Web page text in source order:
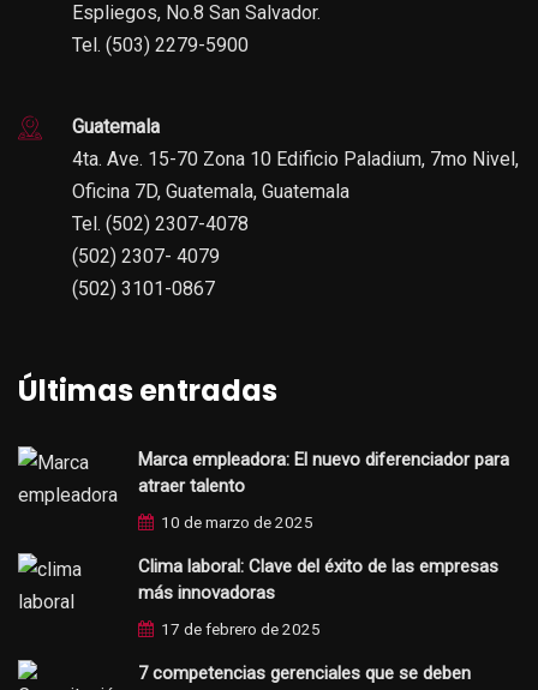
Espliegos, No.8 San Salvador.
Tel. (503) 2279-5900
Guatemala
4ta. Ave. 15-70 Zona 10 Edificio Paladium, 7mo Nivel,
Oficina 7D, Guatemala, Guatemala
Tel. (502) 2307-4078
(502) 2307- 4079
(502) 3101-0867
Últimas entradas
Marca empleadora: El nuevo diferenciador para
atraer talento
10 de marzo de 2025
Clima laboral: Clave del éxito de las empresas
más innovadoras
17 de febrero de 2025
7 competencias gerenciales que se deben